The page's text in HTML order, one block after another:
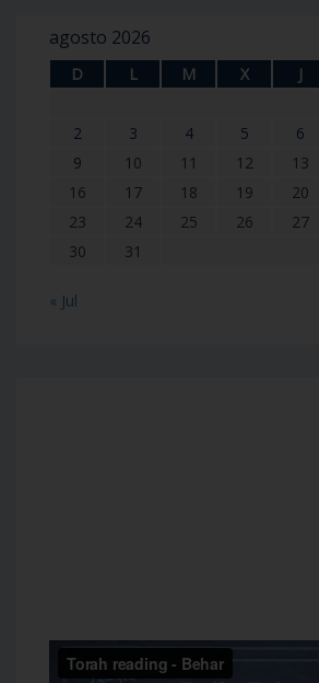
agosto 2026
D L M X J
2
3 4 5 6
9
10 11 12 13
16
17 18 19 20
23
24 25 26 27
30
31
« Jul